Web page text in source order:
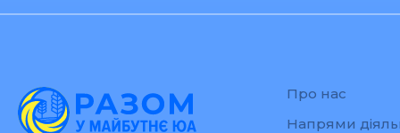
Про нас
Напрями